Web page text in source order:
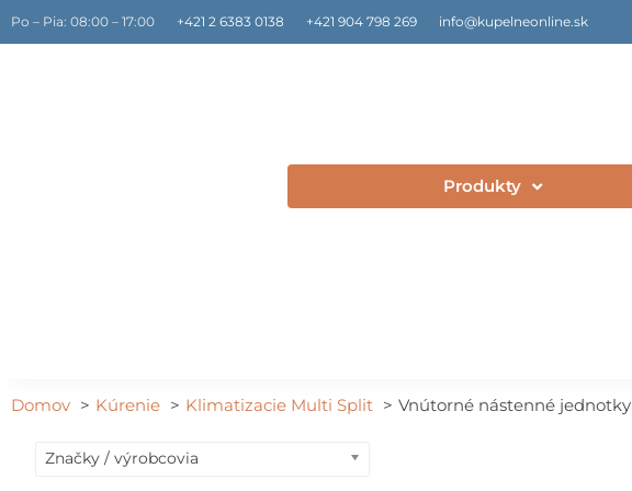
Preskočiť
na
Po – Pia: 08:00 – 17:00 +421 2 6383 0138 +421 904 798 269 info@kupelneonline.sk
Produkty
Domov Kúrenie Klimatizacie Multi Split Vnútorné nástenné jednotky
Značky / výrobcovia